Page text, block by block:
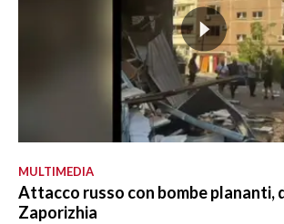
MULTIMEDIA
Attacco russo con bombe plananti,
Zaporizhia